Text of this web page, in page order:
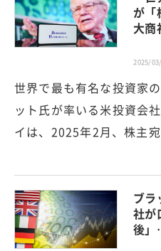
が「
大商
2025/
世界で最も有名な投資家
ット氏が率いる米投資会
イは、2025年2月、株主
ブラ
社が
後」